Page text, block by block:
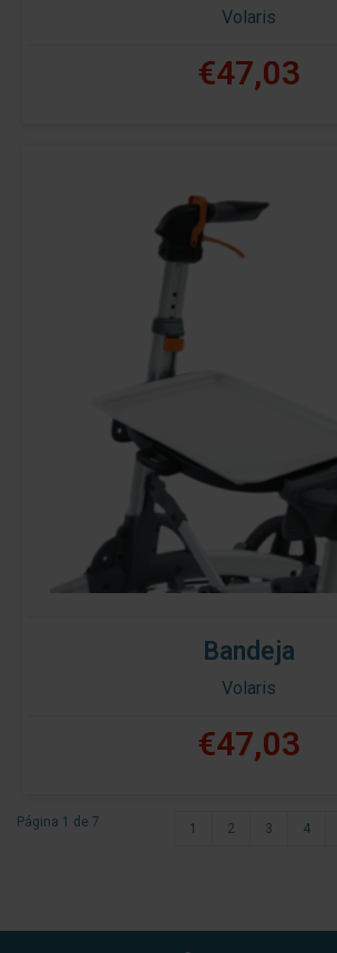
Volaris
€47,03
Bandeja
Volaris
€47,03
Página 1 de 7 1 2 3 4